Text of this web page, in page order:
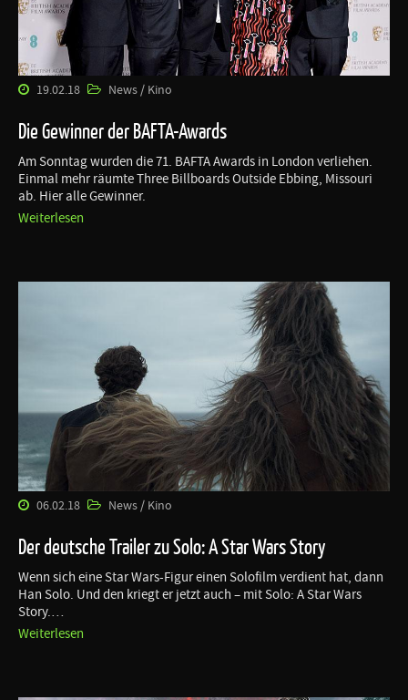
19.02.18 News / Kino
Die Gewinner der BAFTA-Awards
Am Sonntag wurden die 71. BAFTA Awards in London verliehen.
Einmal mehr räumte Three Billboards Outside Ebbing, Missouri
ab. Hier alle Gewinner.
Weiterlesen
06.02.18 News / Kino
Der deutsche Trailer zu Solo: A Star Wars Story
Wenn sich eine Star Wars-Figur einen Solofilm verdient hat, dann
Han Solo. Und den kriegt er jetzt auch – mit Solo: A Star Wars
Story.…
Weiterlesen